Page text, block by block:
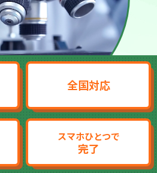
全国対応
スマホひとつで
完了